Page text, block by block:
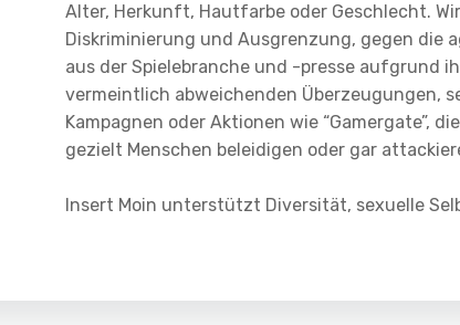
Alter, Herkunft, Hautfarbe oder Geschlecht.
Diskriminierung und Ausgrenzung, gegen die
aus der Spielebranche und -presse aufgrund
vermeintlich abweichenden Überzeugungen,
Kampagnen oder Aktionen wie “Gamergate”,
gezielt Menschen beleidigen oder gar
Insert Moin unterstützt Diversität, sexuelle